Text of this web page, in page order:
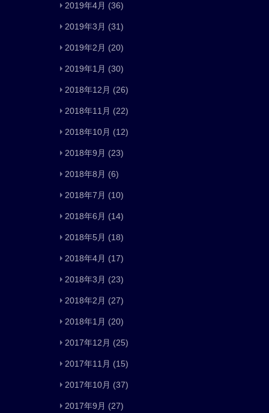
2019年4月 (36)
2019年3月 (31)
2019年2月 (20)
2019年1月 (30)
2018年12月 (26)
2018年11月 (22)
2018年10月 (12)
2018年9月 (23)
2018年8月 (6)
2018年7月 (10)
2018年6月 (14)
2018年5月 (18)
2018年4月 (17)
2018年3月 (23)
2018年2月 (27)
2018年1月 (20)
2017年12月 (25)
2017年11月 (15)
2017年10月 (37)
2017年9月 (27)